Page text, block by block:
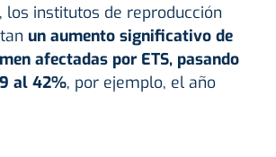
los institutos de reproducción
un aumento significativo de
afectadas por ETS, pasando
al 42%, por ejemplo, el año